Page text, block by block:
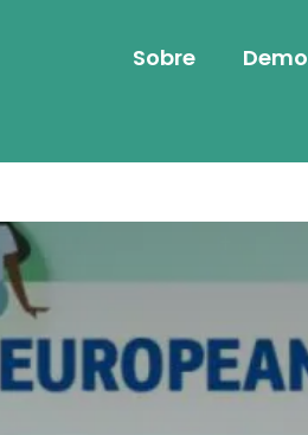
Sobre